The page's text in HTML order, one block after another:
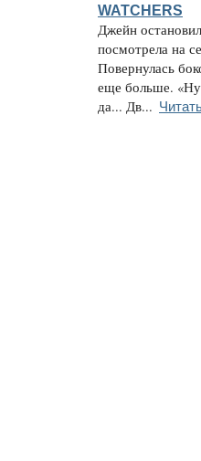
WATCHERS
Джейн
посмотрела на
Повернулась
еще больше.
да... Дв...